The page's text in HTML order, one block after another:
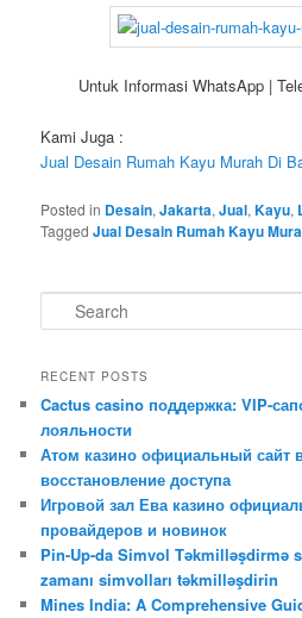
Untuk Informasi WhatsApp |
Kami Juga :
Jual Desain Rumah Kayu Murah Di
Posted in Desain,Jakarta,Jual,Kayu,
Tagged Jual Desain Rumah Kayu
e
r
h
RECENT POSTS
Cactus casino поддержка: VIP-
лояльности
Атом казино официальный сайт
восстановление доступа
Игровой зал Ева казино
провайдеров и новинок
Pin-Up-da Simvol Təkmilləşdirmə
zamanı simvolları təkmilləşdirin
Mines India: A Comprehensive